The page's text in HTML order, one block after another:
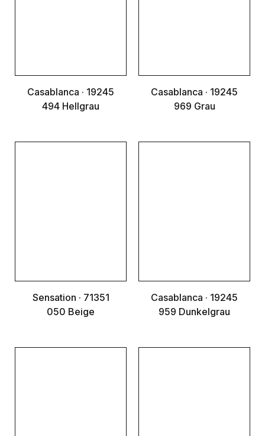
Casablanca · 19245
494 Hellgrau
Casablanca · 19245
969 Grau
Sensation · 71351
050 Beige
Casablanca · 19245
959 Dunkelgrau